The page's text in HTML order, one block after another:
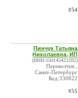
#54
Пинчук Татьяна
Николаевна, ИП
(ИНН:550145422202)
Перевозчик ,
Санкт-Петербург
Код:330822
#55